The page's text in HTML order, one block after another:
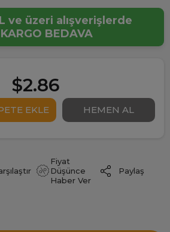
ve üzeri alışverişlerde
KARGO BEDAVA
$2.86
Fiyat
Düşünce
Haber Ver
Paylaş